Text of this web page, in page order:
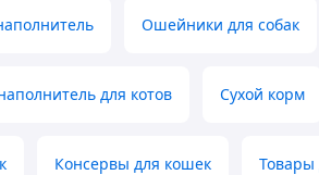
Ошейники для собак
для котов Сухой корм
Консервы для кошек